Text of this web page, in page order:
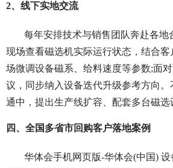
2、线下实地交流
每年安排技术与销售团队奔赴各地
现场查看磁选机实际运行状态，结合
场微调设备磁系、给料速度等参数;面
议，同步纳入设备迭代升级参考方向
通中，提出生产线扩容、配套多台磁选
四、全国多省市回购客户落地案例
华体会手机网页版-华体会(中国)